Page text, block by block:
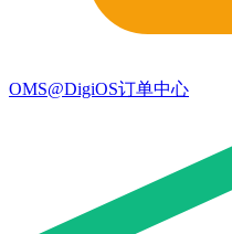
OMS@DigiOS订单中心